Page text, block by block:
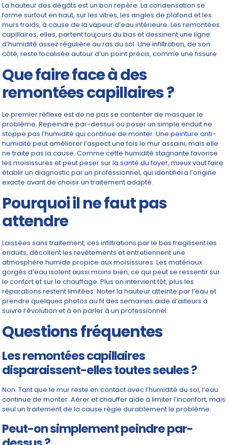
La hauteur des dégâts est un bon repère. La condensation se
forme surtout en haut, sur les vitres, les angles de plafond et les
murs froids, à cause de la vapeur d’eau intérieure. Les remontées
capillaires, elles, partent toujours du bas et dessinent une ligne
d’humidité assez régulière au ras du sol. Une infiltration, de son
côté, reste localisée autour d’un point précis, comme une fissure.
Que faire face à des
remontées capillaires ?
Le premier réflexe est de ne pas se contenter de masquer le
problème. Repeindre par-dessus ou poser un simple enduit ne
stoppe pas l’humidité qui continue de monter. Unepeinture anti-
humidité peut améliorer l’aspect une fois le mur assaini, mais elle
ne traite pas la cause. Comme cette humidité stagnante favorise
les moisissures et peut peser sur lasanté du foyer, mieux vaut faire
établir un diagnostic par un professionnel, qui identifiera l’origine
exacte avant de choisir un traitement adapté.
Pourquoi il ne faut pas
attendre
Laissées sans traitement, ces infiltrations par le bas fragilisent les
enduits, décollent les revêtements et entretiennent une
atmosphère humide propice aux moisissures. Les matériaux
gorgés d’eau isolent aussi moins bien, ce qui peut se ressentir sur
le confort et sur le chauffage. Plus on intervient tôt, plus les
réparations restent limitées. Noter la hauteur atteinte par l’eau et
prendre quelques photos au fil des semaines aide d’ailleurs à
suivre l’évolution et à en parler à un professionnel.
Questions fréquentes
Les remontées capillaires
disparaissent-elles toutes seules ?
Non. Tant que le mur reste en contact avec l’humidité du sol, l’eau
continue de monter. Aérer et chauffer aide à limiter l’inconfort, mais
seul un traitement de la cause règle durablement le problème.
Peut-on simplement peindre par-